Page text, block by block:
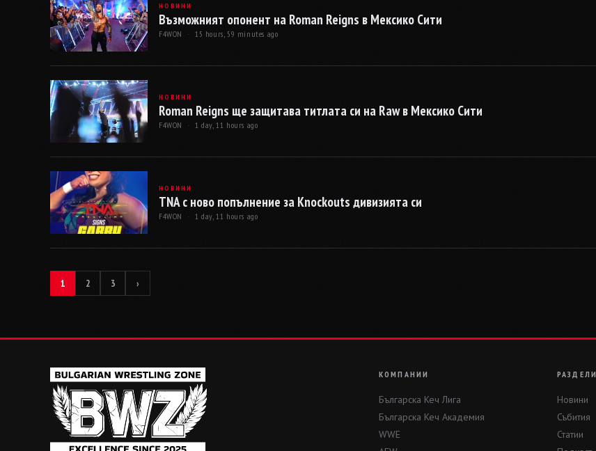
НОВИНИ
Възможният опонент на Roman Reigns в Мексико Сити
F4WON · 15 hours, 59 minutes ago
НОВИНИ
Roman Reigns ще защитава титлата си на Raw в Мексико Сити
F4WON · 1 day, 11 hours ago
НОВИНИ
TNA с ново попълнение за Knockouts дивизията си
F4WON · 1 day, 11 hours ago
1 2 3 ›
КОМПАНИИ
Българска Кеч Лига
Българска Кеч Академия
WWE
РАЗДЕЛИ
Новини
Събития
Статии